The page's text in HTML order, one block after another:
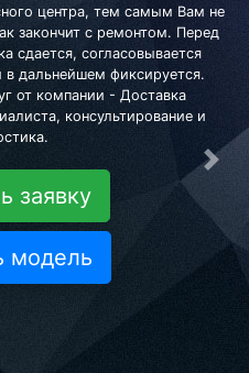
центра, тем самым Вам не
закончит с ремонтом. Перед
сдается, согласовывается
в дальнейшем фиксируется.
от компании - Доставка
консультирование и
заявку
модель